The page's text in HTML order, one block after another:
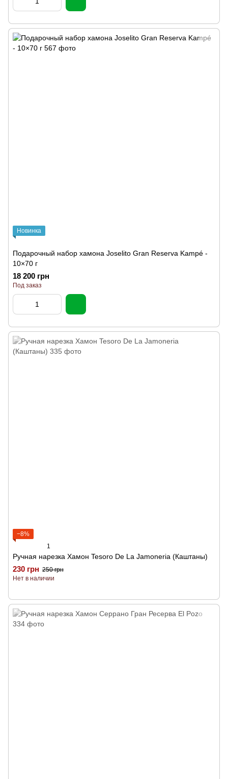
Новинка
Подарочный набор хамона Joselito Gran Reserva Kampé -
10×70 г
18 200 грн
Под заказ
−8%
1
Ручная нарезка Хамон Tesoro De La Jamoneria (Каштаны)
230 грн 250 грн
Нет в наличии